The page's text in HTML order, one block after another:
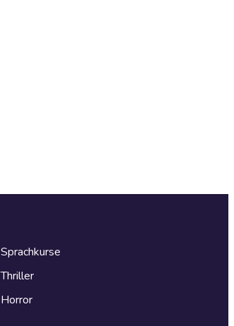
Sprachkurse
Thriller
Horror